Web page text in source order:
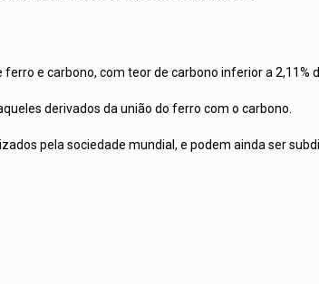
e carbono, com teor de carbono inferior a 2,11%
derivados da união do ferro com o carbono.
pela sociedade mundial, e podem ainda ser